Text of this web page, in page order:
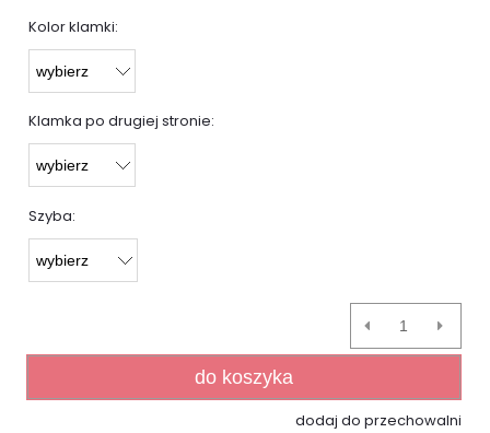
Kolor klamki:
Klamka po drugiej stronie:
Szyba:
do koszyka
dodaj do przechowalni